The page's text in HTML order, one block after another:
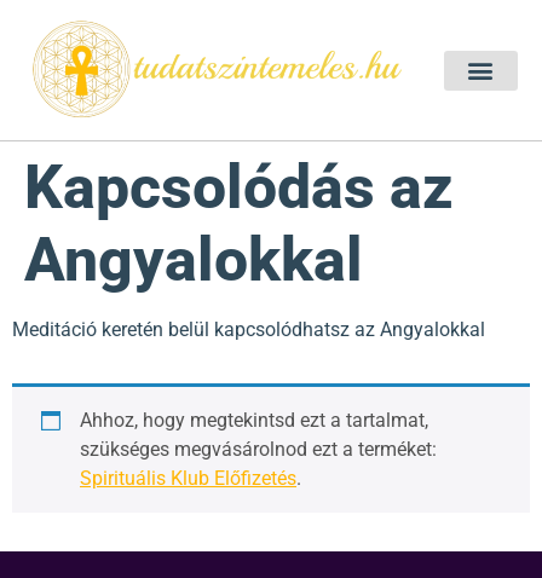
Kapcsolódás az
Angyalokkal
Meditáció keretén belül kapcsolódhatsz az Angyalokkal
Ahhoz, hogy megtekintsd ezt a tartalmat,
szükséges megvásárolnod ezt a terméket:
Spirituális Klub Előfizetés.